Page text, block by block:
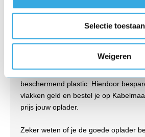
Selectie toestaan
Weigeren
Wij verkopen originele opladers tegen
kopen elke oplader direct in bij de
bulkverpakking, wat betekent dat de
in een retailverpakking zitten, maar
beschermend plastic. Hierdoor
vlakken geld en bestel je op
prijs jouw oplader.
Zeker weten of je de goede oplader